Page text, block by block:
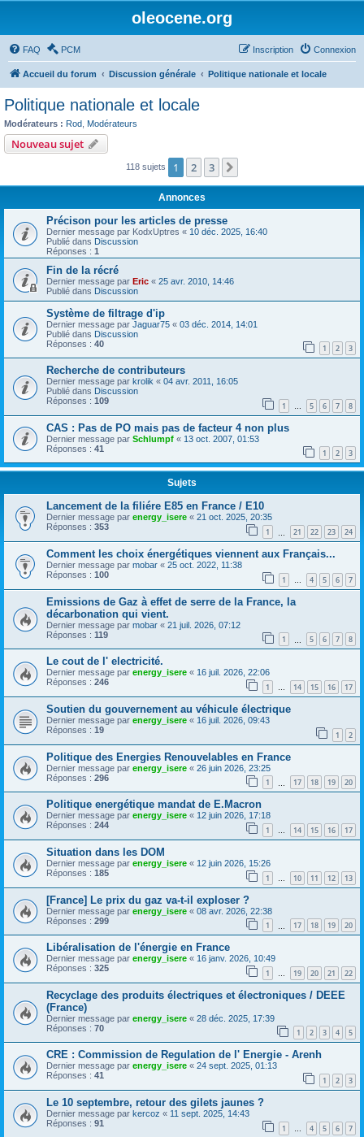
oleocene.org
FAQ PCM Connexion
Inscription
Accueil du forum Discussion générale Politique nationale et locale
Politique nationale et locale
Modérateurs : Rod Modérateurs
Nouveau sujet
118 sujets 1 2 3
Annonces
Précison pour les articles de presse
Dernier message par KodxUptres « 10 déc. 2025, 16:40
Publié dans Discussion
Réponses : 1
Fin de la récré
Dernier message par Eric « 25 avr. 2010, 14:46
Publié dans Discussion
Système de filtrage d'ip
Dernier message par Jaguar75 « 03 déc. 2014, 14:01
Publié dans Discussion
Réponses : 40 1 2 3
Recherche de contributeurs
Dernier message par krolik « 04 avr. 2011, 16:05
Publié dans Discussion
Réponses : 109 1 … 5 6 7 8
CAS : Pas de PO mais pas de facteur 4 non plus
Dernier message par Schlumpf « 13 oct. 2007, 01:53
Réponses : 41 1 2 3
Sujets
Lancement de la filiére E85 en France / E10
Dernier message par energy_isere « 21 oct. 2025, 20:35
Réponses : 353 1 21 22 23 24
Comment les choix énergétiques viennent aux Français...
Dernier message par mobar « 25 oct. 2022, 11:38
Réponses : 100 1 … 4 5 6 7
Emissions de Gaz à effet de serre de la France, la
décarbonation qui vient.
Dernier message par mobar « 21 juil. 2026, 07:12
Réponses : 119 1 5 6 7 8
Le cout de l' electricité.
Dernier message par energy_isere « 16 juil. 2026, 22:06
Réponses : 246 1 … 14 15 16 17
Soutien du gouvernement au véhicule électrique
Dernier message par energy_isere « 16 juil. 2026, 09:43
Réponses : 19 1 2
Politique des Energies Renouvelables en France
Dernier message par energy_isere « 26 juin 2026, 23:25
Réponses : 296 1 17 18 19 20
Politique energétique mandat de E.Macron
Dernier message par energy_isere « 12 juin 2026, 17:18
Réponses : 244 1 … 14 15 16 17
Situation dans les DOM
Dernier message par energy_isere « 12 juin 2026, 15:26
Réponses : 185 1 … 10 11 12 13
[France] Le prix du gaz va-t-il exploser ?
Dernier message par energy_isere « 08 avr. 2026, 22:38
Réponses : 299 1 17 18 19 20
Libéralisation de l'énergie en France
Dernier message par energy_isere « 16 janv. 2026, 10:49
Réponses : 325 1 … 19 20 21 22
Recyclage des produits électriques et électroniques / DEEE
(France)
Dernier message par energy_isere « 28 déc. 2025, 17:39
Réponses : 70 1 2 3 4 5
CRE : Commission de Regulation de l' Energie - Arenh
Dernier message par energy_isere « 24 sept. 2025, 01:13
Réponses : 41 1 2 3
Le 10 septembre, retour des gilets jaunes ?
Dernier message par kercoz « 11 sept. 2025, 14:43
Réponses : 91 1 … 4 5 6 7